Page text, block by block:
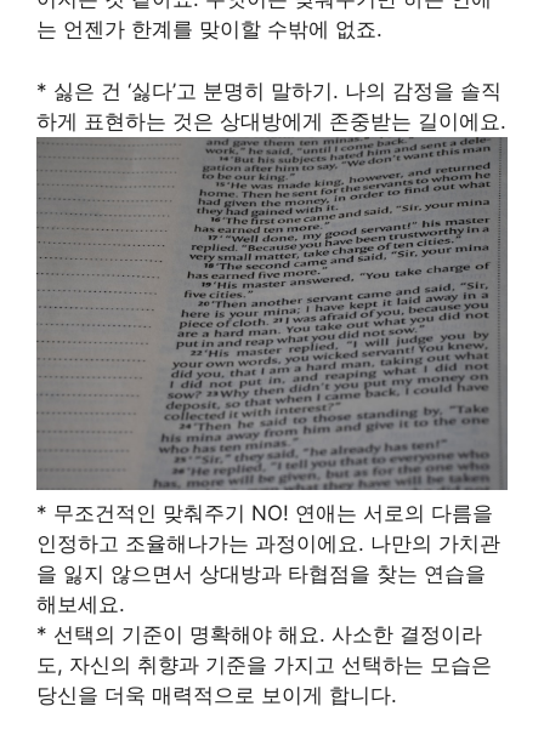
는 언젠가 한계를 맞이할 수밖에 없죠.
* 싫은 건 ‘싫다’고 분명히 말하기. 나의 감정을 솔직
하게 표현하는 것은 상대방에게 존중받는 길이에요.
* 무조건적인 맞춰주기 NO! 연애는 서로의 다름을
인정하고 조율해나가는 과정이에요. 나만의 가치관
을 잃지 않으면서 상대방과 타협점을 찾는 연습을
해보세요.
* 선택의 기준이 명확해야 해요. 사소한 결정이라
도, 자신의 취향과 기준을 가지고 선택하는 모습은
당신을 더욱 매력적으로 보이게 합니다.